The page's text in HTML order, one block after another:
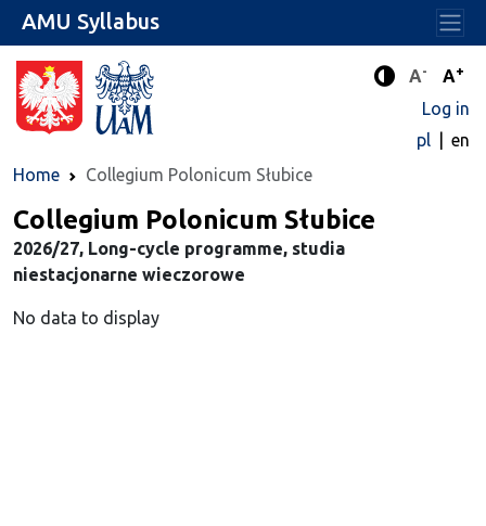
Enhanced
A- A+
Log in
pl
en
Home
Collegium Polonicum Słubice
AMU Syllabus
Collegium Polonicum Słubice
2026/27, Long-cycle programme, studia
niestacjonarne wieczorowe
No data to display